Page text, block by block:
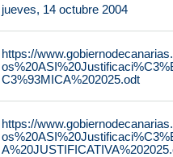
jueves, 14 octubre 2004
https://
C3%93MICA%202025.odt
https://